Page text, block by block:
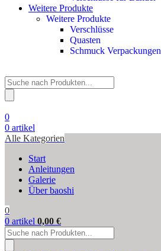
Weitere Produkte
Weitere Produkte
Verschlüsse
Quasten
Schmuck Verpackungen
Products
search
0
0 artikel
Alle Kategorien
Start
Anleitungen
Galerie
Über baoshi
0
0 artikel 0,00 €
Products
search